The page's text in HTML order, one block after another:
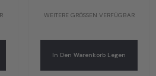
WEITERE GRÖSSEN VERFÜGBAR
In Den Warenkorb Legen